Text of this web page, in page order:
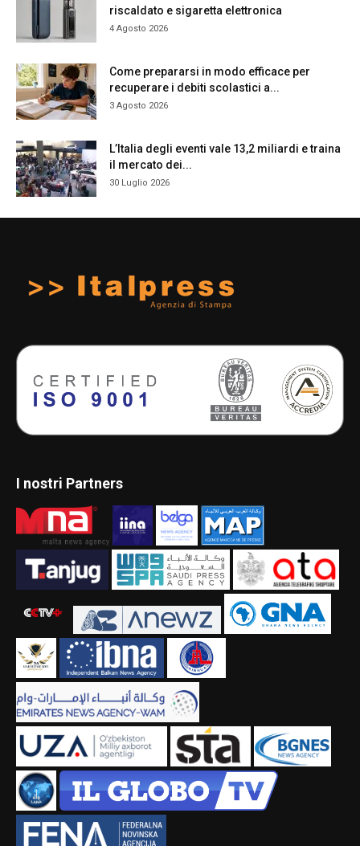
riscaldato e sigaretta elettronica
4 Agosto 2026
Come prepararsi in modo efficace per
recuperare i debiti scolastici a...
3 Agosto 2026
L’Italia degli eventi vale 13,2 miliardi e traina
il mercato dei...
30 Luglio 2026
I nostri Partners